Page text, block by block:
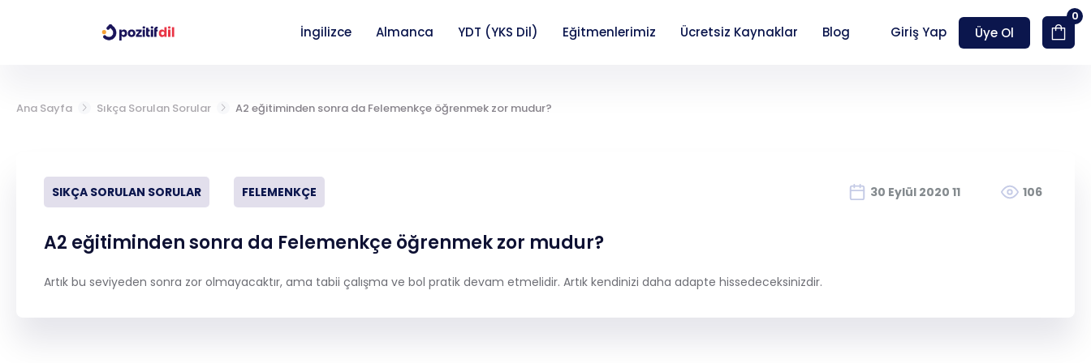
İngilizce Almanca YDT (YKS Dil) Eğitmenlerimiz Ücretsiz Kaynaklar Blog Giriş Yap Üye Ol
0
İngilizce
Almanca
YDT (YKS DİL)
Ana Sayfa Sıkça Sorulan Sorular A2 eğitiminden sonra da Felemenkçe öğrenmek zor mudur?
SIKÇA SORULAN SORULAR FELEMENKÇE 30 Eylül 2020 11 106
A2 eğitiminden sonra da Felemenkçe öğrenmek zor mudur?
Artık bu seviyeden sonra zor olmayacaktır, ama tabii çalışma ve bol pratik devam etmelidir. Artık kendinizi daha adapte hissedeceksinizdir.